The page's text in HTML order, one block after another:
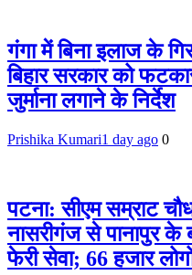
गंगा में बिना इलाज के
बिहार सरकार को
जुर्माना लगाने के निर्देश
Prishika Kumari1 day ago 0
पटना: सीएम सम्राट
नासरीगंज से पानापुर के
फेरी सेवा; 66 हजार